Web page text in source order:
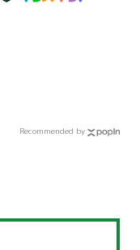
Recommended by